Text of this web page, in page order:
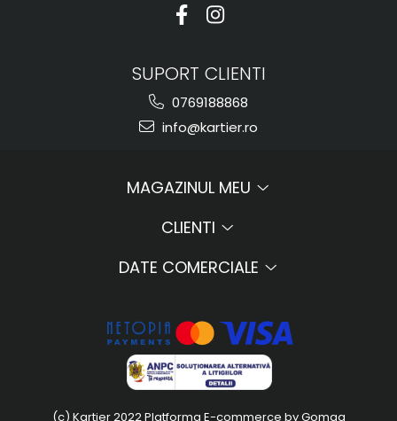
SUPORT CLIENTI
0769188868
info@kartier.ro
MAGAZINUL MEU
CLIENTI
DATE COMERCIALE
(c) Kartier 2022Platforma E-commerce by Gomag